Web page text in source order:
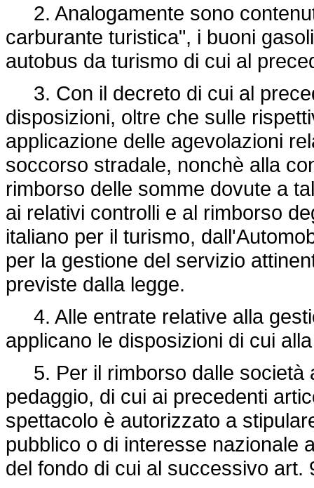
2. Analogamente sono
carburante turistica", i buoni
autobus da turismo di cui al
3. Con il decreto di cui al
disposizioni, oltre che sulle
applicazione delle agevolazioni
soccorso stradale, nonchè alla
rimborso delle somme dovute a
ai relativi controlli e al rimborso
italiano per il turismo,
per la gestione del servizio
previste dalla legge.
4. Alle entrate relative alla
applicano le disposizioni di cui
5. Per il rimborso dalle società
pedaggio, di cui ai precedenti
spettacolo è autorizzato a
pubblico o di interesse nazionale
del fondo di cui al successivo art.